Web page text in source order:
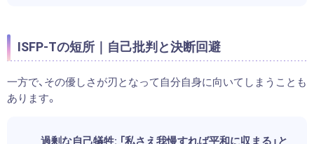
ISFP-Tの短所｜自己批判と決断回避
一方で、その優しさが刃となって自分自身に向いてしまうことも
あります。
過剰な自己犠牲: 「私さえ我慢すれば平和に収まる」と